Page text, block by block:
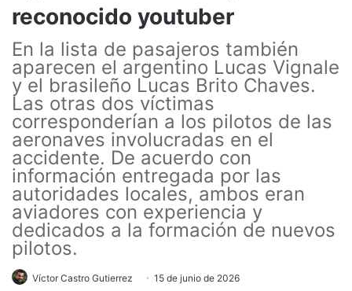
reconocido youtuber
En la lista de pasajeros también
aparecen el argentino Lucas Vignale
y el brasileño Lucas Brito Chaves.
Las otras dos víctimas
corresponderían a los pilotos de las
aeronaves involucradas en el
accidente. De acuerdo con
información entregada por las
autoridades locales, ambos eran
aviadores con experiencia y
dedicados a la formación de nuevos
pilotos.
Víctor Castro Gutierrez 15 de junio de 2026